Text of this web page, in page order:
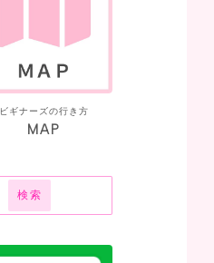
ビギナーズの行き方
MAP
検索